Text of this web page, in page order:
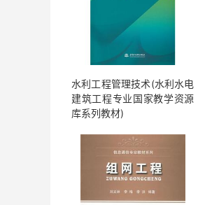
水利工程管理技术(水利水电
建筑工程专业国家教学资源
库系列教材)